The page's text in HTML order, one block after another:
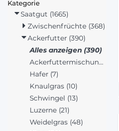
Kategorie
Saatgut (1665)
Zwischenfrüchte (368)
Ackerfutter (390)
Alles anzeigen (390)
Ackerfuttermischungen (99)
Hafer (7)
Knaulgras (10)
Schwingel (13)
Luzerne (21)
Weidelgras (48)